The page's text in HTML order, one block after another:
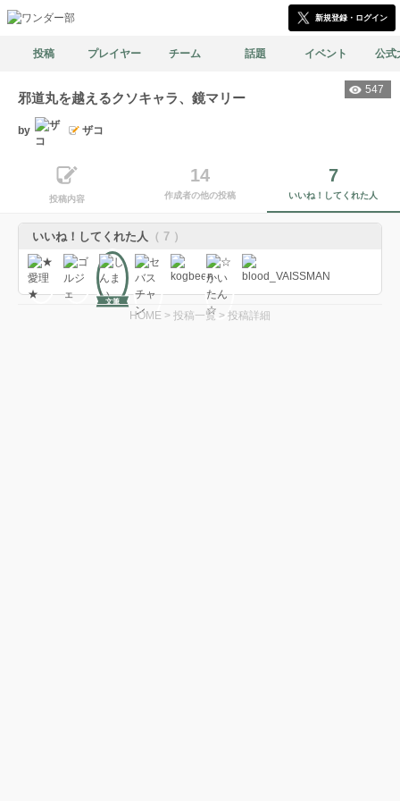
新規登録・ログイン
投稿 プレイヤー チーム 話題 イベント 公式
547
邪道丸を越えるクソキャラ、鏡マリー
by ザコ
投稿内容
14
作成者の他の投稿
7
いいね！してくれた人
いいね！してくれた人 （ 7 ）
文筆
HOME > 投稿一覧 > 投稿詳細